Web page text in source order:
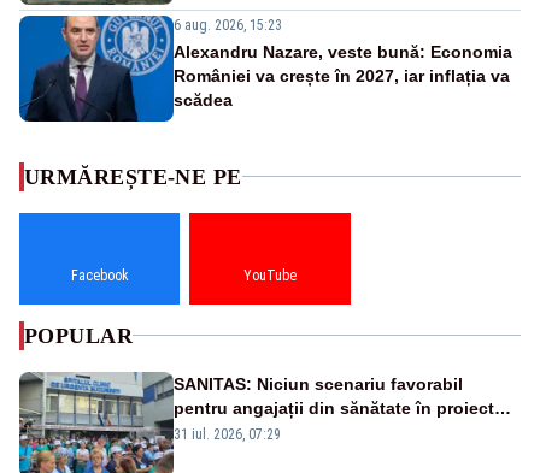
6 aug. 2026, 15:23
Alexandru Nazare, veste bună: Economia
României va crește în 2027, iar inflația va
scădea
URMĂREȘTE-NE PE
Facebook YouTube
POPULAR
SANITAS: Niciun scenariu favorabil
pentru angajații din sănătate în proiectul
Legii salarizării
31 iul. 2026, 07:29